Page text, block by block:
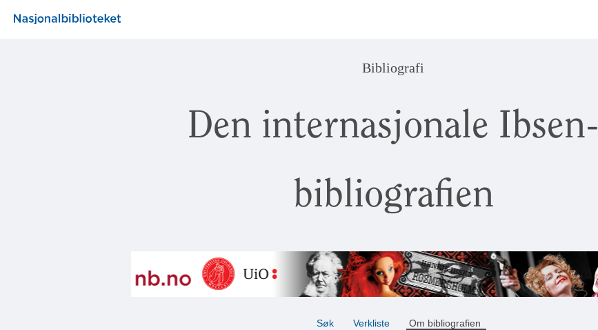
Bibliografi
Den internasjonale Ibsen-
bibliografien
Søk Verkliste Om bibliografien